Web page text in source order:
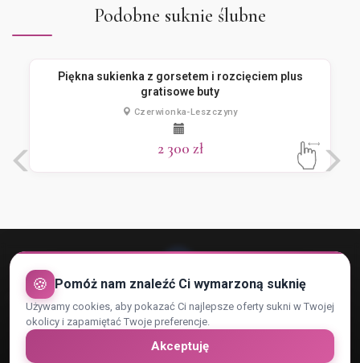
Podobne suknie ślubne
Piękna sukienka z gorsetem i rozcięciem plus
gratisowe buty
Czerwionka-Leszczyny
2 300 zł
Rejestracja konta Regulamin
Polityka Prywatności i RODO
Zaufani Partnerzy
🍪 Pomóż nam znaleźć Ci wymarzoną suknię
Używamy cookies, aby pokazać Ci najlepsze oferty sukni w Twojej
okolicy i zapamiętać Twoje preferencje.
Akceptuję